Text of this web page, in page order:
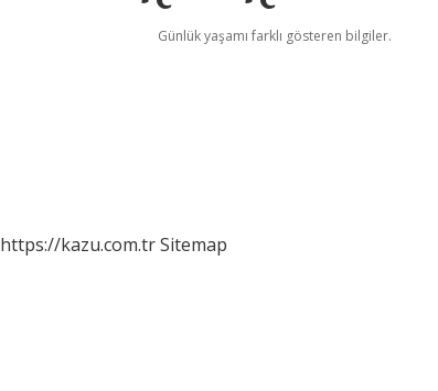
Günlük yaşamı farklı gösteren bilgiler.
https://kazu.com.trSitemap